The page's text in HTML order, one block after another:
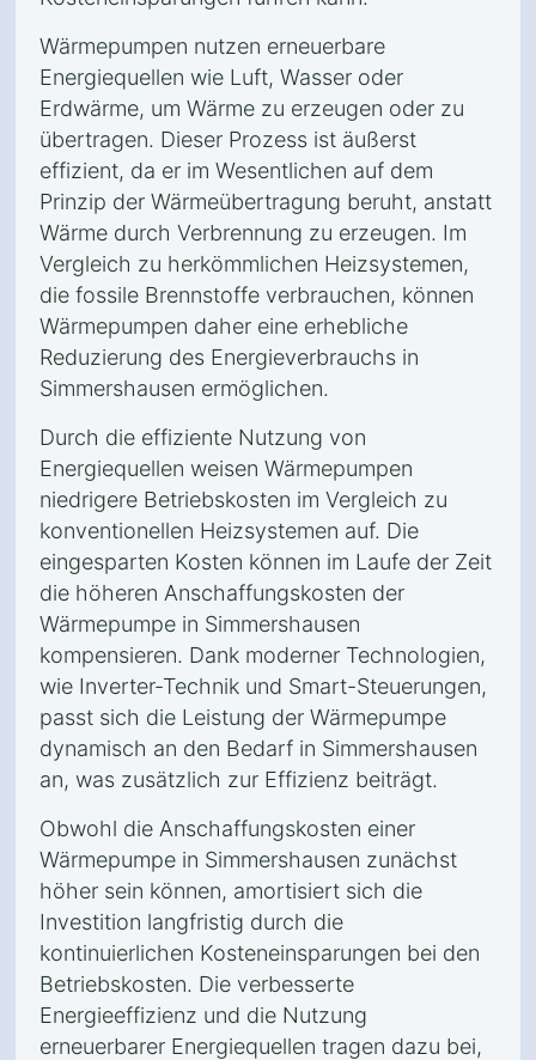
Wärmepumpen nutzen erneuerbare
Energiequellen wie Luft, Wasser oder
Erdwärme, um Wärme zu erzeugen oder zu
übertragen. Dieser Prozess ist äußerst
effizient, da er im Wesentlichen auf dem
Prinzip der Wärmeübertragung beruht, anstatt
Wärme durch Verbrennung zu erzeugen. Im
Vergleich zu herkömmlichen Heizsystemen,
die fossile Brennstoffe verbrauchen, können
Wärmepumpen daher eine erhebliche
Reduzierung des Energieverbrauchs in
Simmershausen ermöglichen.
Durch die effiziente Nutzung von
Energiequellen weisen Wärmepumpen
niedrigere Betriebskosten im Vergleich zu
konventionellen Heizsystemen auf. Die
eingesparten Kosten können im Laufe der Zeit
die höheren Anschaffungskosten der
Wärmepumpe in Simmershausen
kompensieren. Dank moderner Technologien,
wie Inverter-Technik und Smart-Steuerungen,
passt sich die Leistung der Wärmepumpe
dynamisch an den Bedarf in Simmershausen
an, was zusätzlich zur Effizienz beiträgt.
Obwohl die Anschaffungskosten einer
Wärmepumpe in Simmershausen zunächst
höher sein können, amortisiert sich die
Investition langfristig durch die
kontinuierlichen Kosteneinsparungen bei den
Betriebskosten. Die verbesserte
Energieeffizienz und die Nutzung
erneuerbarer Energiequellen tragen dazu bei,